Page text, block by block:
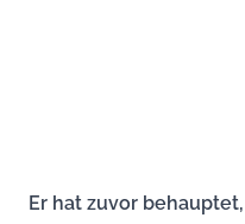
Er hat zuvor